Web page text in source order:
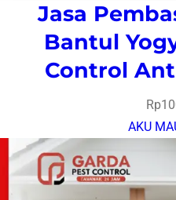
Jasa
Bantul
Control
Rp
AKU